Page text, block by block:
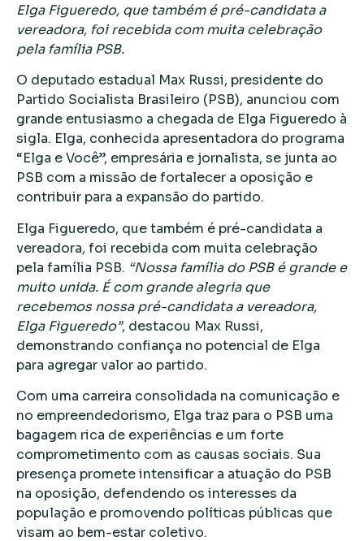
Elga Figueredo, que também é pré-candidata a
vereadora, foi recebida com muita celebração
pela família PSB.
O deputado estadual Max Russi, presidente do
Partido Socialista Brasileiro (PSB), anunciou com
grande entusiasmo a chegada de Elga Figueredo à
sigla. Elga, conhecida apresentadora do programa
“Elga e Você”, empresária e jornalista, se junta ao
PSB com a missão de fortalecer a oposição e
contribuir para a expansão do partido.
Elga Figueredo, que também é pré-candidata a
vereadora, foi recebida com muita celebração
pela família PSB. “Nossa família do PSB é grande e
muito unida. É com grande alegria que
recebemos nossa pré-candidata a vereadora,
Elga Figueredo”, destacou Max Russi,
demonstrando confiança no potencial de Elga
para agregar valor ao partido.
Com uma carreira consolidada na comunicação e
no empreendedorismo, Elga traz para o PSB uma
bagagem rica de experiências e um forte
comprometimento com as causas sociais. Sua
presença promete intensificar a atuação do PSB
na oposição, defendendo os interesses da
população e promovendo políticas públicas que
visam ao bem-estar coletivo.